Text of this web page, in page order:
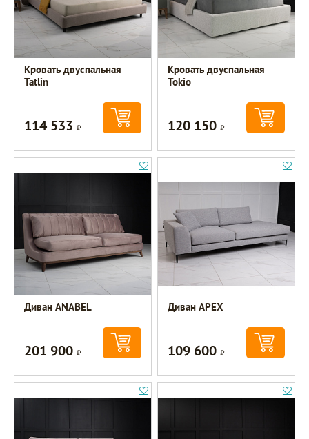
Кровать двуспальная
Tatlin
114 533Р
Кровать двуспальная
Tokio
120 150Р
Диван ANABEL
201 900Р
Диван APEX
109 600Р